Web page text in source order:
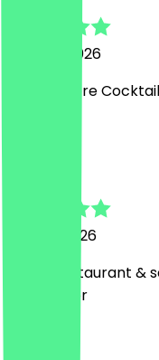
26. April 2026
Sehr leckere
19. April 2026
Tolles Restaurant &
sehr lecker